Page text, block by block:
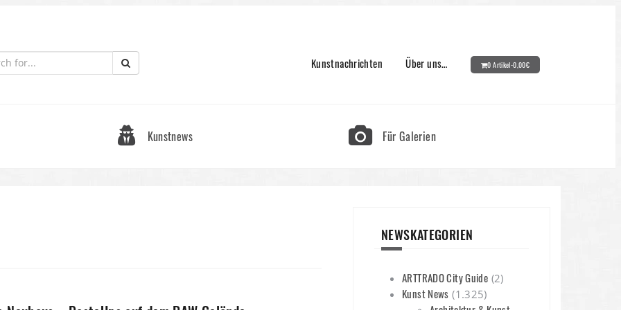
Kunstnachrichten Über uns… 0 Artikel-0,00€
Kunstnews Für Galerien
NEWSKATEGORIEN
ARTTRADO City Guide (2)
Kunst News (1.325)